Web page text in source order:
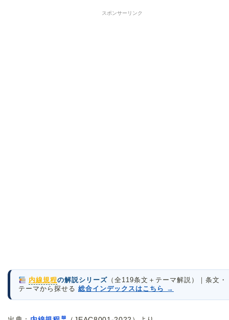
スポンサーリンク
内線規程の解説シリーズ（全119条文＋テーマ解説）｜条文・
テーマから探せる 総合インデックスはこちら →